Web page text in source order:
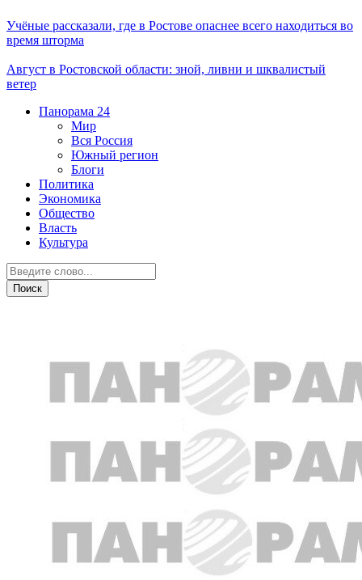
Учёные рассказали, где в Ростове опаснее всего находиться во
время шторма
Август в Ростовской области: зной, ливни и шквалистый
ветер
Панорама 24
Мир
Вся Россия
Южный регион
Блоги
Политика
Экономика
Общество
Власть
Культура